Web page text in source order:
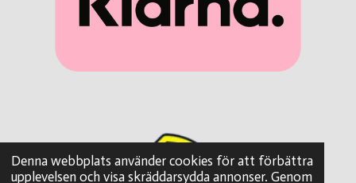
Denna webbplats använder cookies för att förbättra
upplevelsen och visa skräddarsydda annonser. Genom